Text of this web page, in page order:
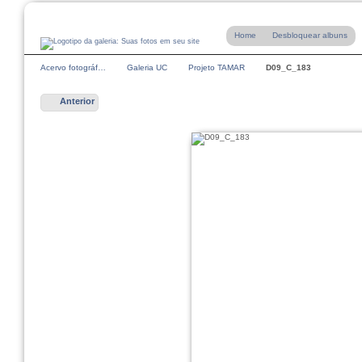
Home Desbloquear albuns
Acervo fotográf… Galeria UC Projeto TAMAR D09_C_183
Anterior